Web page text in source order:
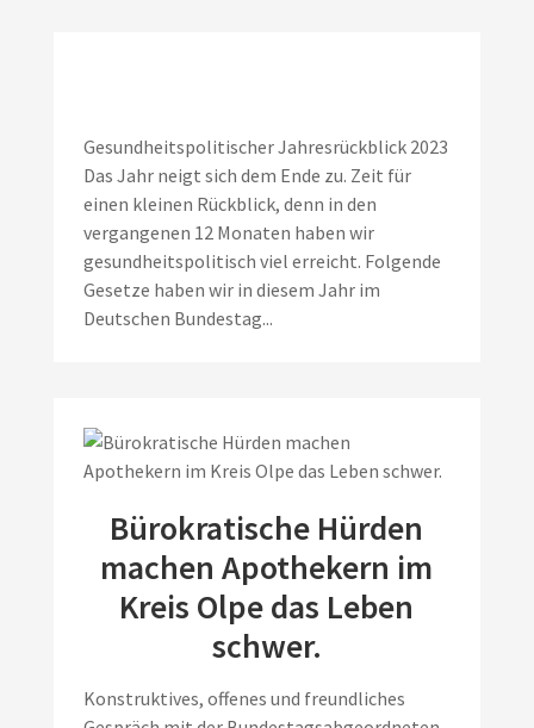
Gesundheitspolitischer Jahresrückblick 2023
Das Jahr neigt sich dem Ende zu. Zeit für
einen kleinen Rückblick, denn in den
vergangenen 12 Monaten haben wir
gesundheitspolitisch viel erreicht. Folgende
Gesetze haben wir in diesem Jahr im
Deutschen Bundestag...
Bürokratische Hürden
machen Apothekern im
Kreis Olpe das Leben
schwer.
Konstruktives, offenes und freundliches